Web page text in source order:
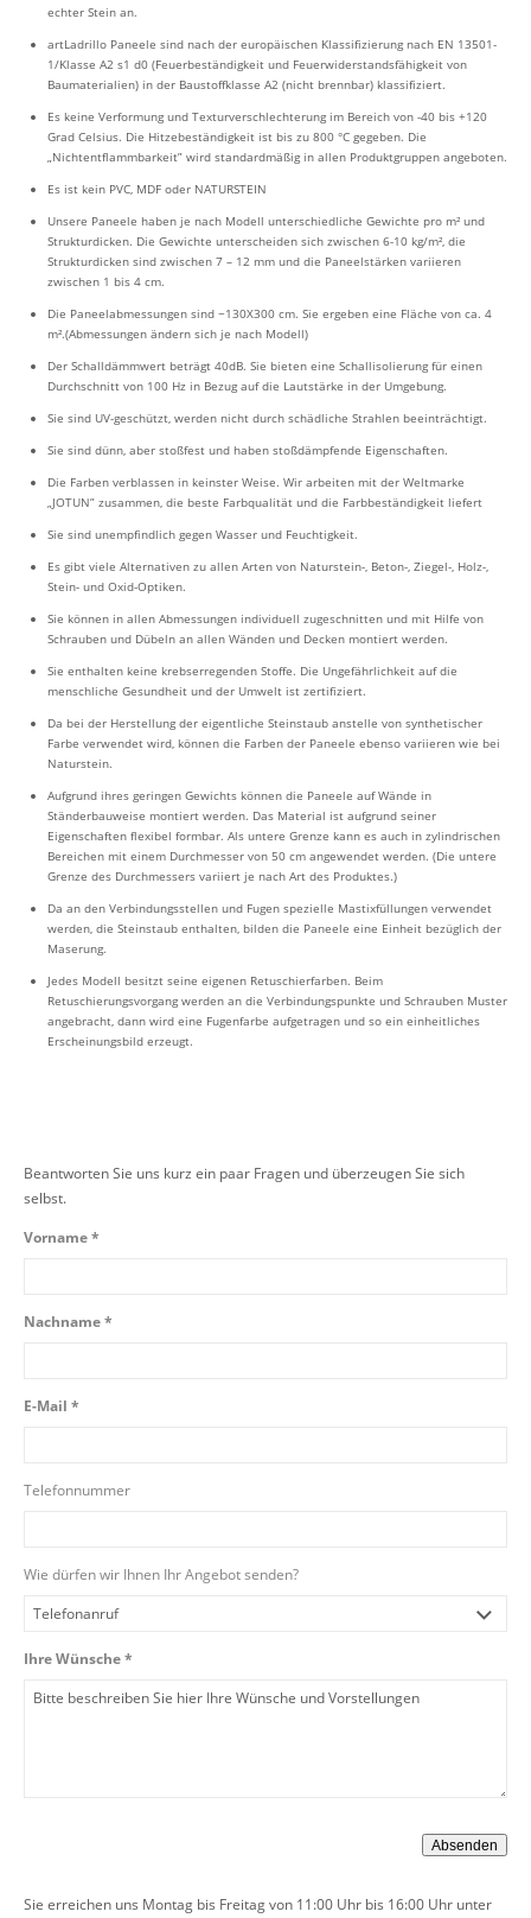
echter Stein an.
artLadrillo Paneele sind nach der europäischen Klassifizierung nach EN 13501-
1/Klasse A2 s1 d0 (Feuerbeständigkeit und Feuerwiderstandsfähigkeit von
Baumaterialien) in der Baustoffklasse A2 (nicht brennbar) klassifiziert.
Es keine Verformung und Texturverschlechterung im Bereich von -40 bis +120
Grad Celsius. Die Hitzebeständigkeit ist bis zu 800 °C gegeben. Die
„Nichtentflammbarkeit” wird standardmäßig in allen Produktgruppen angeboten.
Es ist kein PVC, MDF oder NATURSTEIN
Unsere Paneele haben je nach Modell unterschiedliche Gewichte pro m² und
Strukturdicken. Die Gewichte unterscheiden sich zwischen 6-10 kg/m², die
Strukturdicken sind zwischen 7 – 12 mm und die Paneelstärken variieren
zwischen 1 bis 4 cm.
Die Paneelabmessungen sind ~130X300 cm. Sie ergeben eine Fläche von ca. 4
m².(Abmessungen ändern sich je nach Modell)
Der Schalldämmwert beträgt 40dB. Sie bieten eine Schallisolierung für einen
Durchschnitt von 100 Hz in Bezug auf die Lautstärke in der Umgebung.
Sie sind UV-geschützt, werden nicht durch schädliche Strahlen beeinträchtigt.
Sie sind dünn, aber stoßfest und haben stoßdämpfende Eigenschaften.
Die Farben verblassen in keinster Weise. Wir arbeiten mit der Weltmarke
„JOTUN” zusammen, die beste Farbqualität und die Farbbeständigkeit liefert
Sie sind unempfindlich gegen Wasser und Feuchtigkeit.
Es gibt viele Alternativen zu allen Arten von Naturstein-, Beton-, Ziegel-, Holz-,
Stein- und Oxid-Optiken.
Sie können in allen Abmessungen individuell zugeschnitten und mit Hilfe von
Schrauben und Dübeln an allen Wänden und Decken montiert werden.
Sie enthalten keine krebserregenden Stoffe. Die Ungefährlichkeit auf die
menschliche Gesundheit und der Umwelt ist zertifiziert.
Da bei der Herstellung der eigentliche Steinstaub anstelle von synthetischer
Farbe verwendet wird, können die Farben der Paneele ebenso variieren wie bei
Naturstein.
Aufgrund ihres geringen Gewichts können die Paneele auf Wände in
Ständerbauweise montiert werden. Das Material ist aufgrund seiner
Eigenschaften flexibel formbar. Als untere Grenze kann es auch in zylindrischen
Bereichen mit einem Durchmesser von 50 cm angewendet werden. (Die untere
Grenze des Durchmessers variiert je nach Art des Produktes.)
Da an den Verbindungsstellen und Fugen spezielle Mastixfüllungen verwendet
werden, die Steinstaub enthalten, bilden die Paneele eine Einheit bezüglich der
Maserung.
Jedes Modell besitzt seine eigenen Retuschierfarben. Beim
Retuschierungsvorgang werden an die Verbindungspunkte und Schrauben Muster
angebracht, dann wird eine Fugenfarbe aufgetragen und so ein einheitliches
Erscheinungsbild erzeugt.
Beantworten Sie uns kurz ein paar Fragen und überzeugen Sie sich
selbst.
Vorname *
Nachname *
E-Mail *
Telefonnummer
Wie dürfen wir Ihnen Ihr Angebot senden?
Ihre Wünsche *
Sie erreichen uns Montag bis Freitag von 11:00 Uhr bis 16:00 Uhr unter